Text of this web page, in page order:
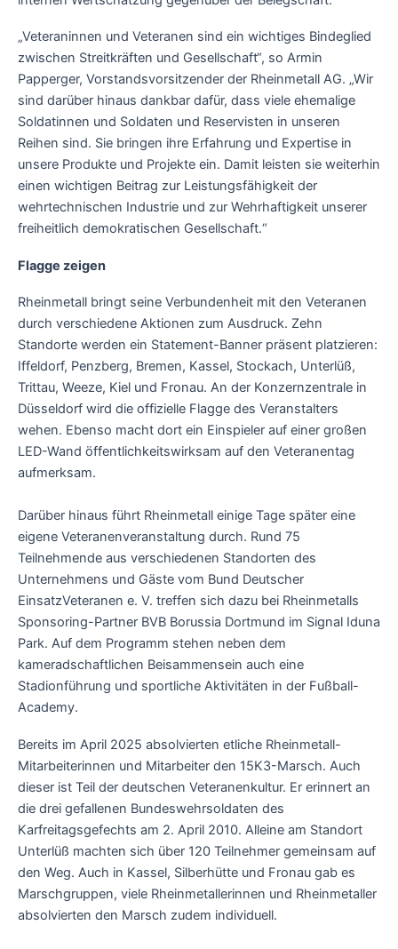
„Veteraninnen und Veteranen sind ein wichtiges Bindeglied
zwischen Streitkräften und Gesellschaft“, so Armin
Papperger, Vorstandsvorsitzender der Rheinmetall AG. „Wir
sind darüber hinaus dankbar dafür, dass viele ehemalige
Soldatinnen und Soldaten und Reservisten in unseren
Reihen sind. Sie bringen ihre Erfahrung und Expertise in
unsere Produkte und Projekte ein. Damit leisten sie weiterhin
einen wichtigen Beitrag zur Leistungsfähigkeit der
wehrtechnischen Industrie und zur Wehrhaftigkeit unserer
freiheitlich demokratischen Gesellschaft.“
Flagge zeigen
Rheinmetall bringt seine Verbundenheit mit den Veteranen
durch verschiedene Aktionen zum Ausdruck. Zehn
Standorte werden ein Statement-Banner präsent platzieren:
Iffeldorf, Penzberg, Bremen, Kassel, Stockach, Unterlüß,
Trittau, Weeze, Kiel und Fronau. An der Konzernzentrale in
Düsseldorf wird die offizielle Flagge des Veranstalters
wehen. Ebenso macht dort ein Einspieler auf einer großen
LED-Wand öffentlichkeitswirksam auf den Veteranentag
aufmerksam.
Darüber hinaus führt Rheinmetall einige Tage später eine
eigene Veteranenveranstaltung durch. Rund 75
Teilnehmende aus verschiedenen Standorten des
Unternehmens und Gäste vom Bund Deutscher
EinsatzVeteranen e. V. treffen sich dazu bei Rheinmetalls
Sponsoring-Partner BVB Borussia Dortmund im Signal Iduna
Park. Auf dem Programm stehen neben dem
kameradschaftlichen Beisammensein auch eine
Stadionführung und sportliche Aktivitäten in der Fußball-
Academy.
Bereits im April 2025 absolvierten etliche Rheinmetall-
Mitarbeiterinnen und Mitarbeiter den 15K3-Marsch. Auch
dieser ist Teil der deutschen Veteranenkultur. Er erinnert an
die drei gefallenen Bundeswehrsoldaten des
Karfreitagsgefechts am 2. April 2010. Alleine am Standort
Unterlüß machten sich über 120 Teilnehmer gemeinsam auf
den Weg. Auch in Kassel, Silberhütte und Fronau gab es
Marschgruppen, viele Rheinmetallerinnen und Rheinmetaller
absolvierten den Marsch zudem individuell.